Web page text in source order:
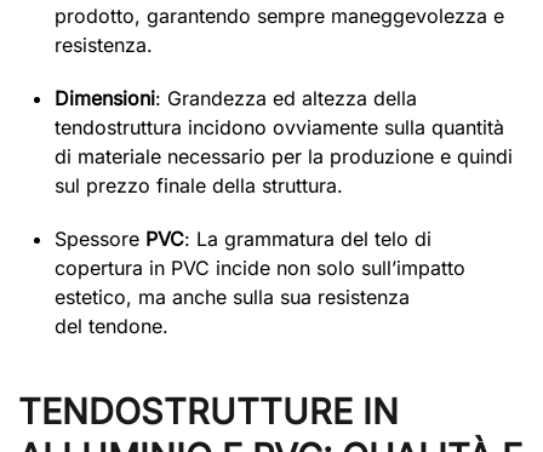
prodotto, garantendo sempre maneggevolezza e
resistenza.
Dimensioni: Grandezza ed altezza della
tendostruttura incidono ovviamente sulla quantità
di materiale necessario per la produzione e quindi
sul prezzo finale della struttura.
Spessore PVC: La grammatura del telo di
copertura in PVC incide non solo sull’impatto
estetico, ma anche sulla sua resistenza
del tendone.
TENDOSTRUTTURE IN